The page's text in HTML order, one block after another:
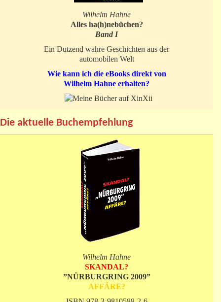
Wilhelm Hahne
Alles ha(h)nebüchen?
Band I
Ein Dutzend wahre Geschichten aus der
automobilen Welt
Wie kann ich die eBooks direkt von
Wilhelm Hahne erhalten?
Die aktuelle Buchempfehlung
Wilhelm Hahne
SKANDAL?
”NÜRBURGRING 2009”
AFFÄRE?